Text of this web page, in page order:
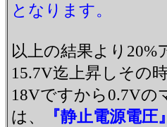
となります。
以上の結果より20%
15.7V迄上昇しその
18Vですから0.7V
は、
『静止電源電圧